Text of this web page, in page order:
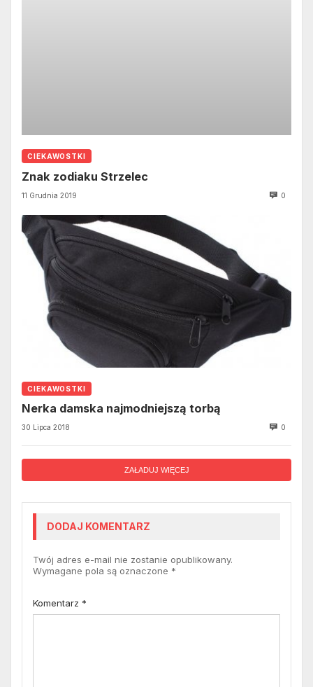
CIEKAWOSTKI
Znak zodiaku Strzelec
11 Grudnia 2019 0
CIEKAWOSTKI
Nerka damska najmodniejszą torbą
30 Lipca 2018 0
ZAŁADUJ WIĘCEJ
DODAJ KOMENTARZ
Twój adres e-mail nie zostanie opublikowany.
Wymagane pola są oznaczone *
Komentarz *